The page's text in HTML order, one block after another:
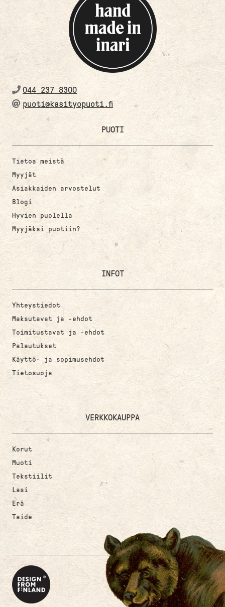
044 237 8300
puoti@kasityopuoti.fi
PUOTI
Tietoa meistä
Myyjät
Asiakkaiden arvostelut
Blogi
Hyvien puolella
Myyjäksi puotiin?
INFOT
Yhteystiedot
Maksutavat ja -ehdot
Toimitustavat ja -ehdot
Palautukset
Käyttö- ja sopimusehdot
Tietosuoja
VERKKOKAUPPA
Korut
Muoti
Tekstiilit
Lasi
Erä
Taide